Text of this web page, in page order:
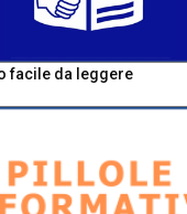
facile da leggere